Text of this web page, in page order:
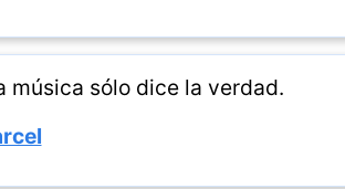
música sólo dice la verdad.